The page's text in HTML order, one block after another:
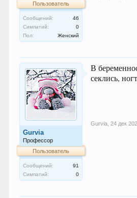
Пользователь
Сообщений:
46
Симпатий:
0
Пол:
Женский
Gurvia
Профессор
Пользователь
Сообщений:
91
Симпатий:
0
В
секлись,
Gurvia 24 дек